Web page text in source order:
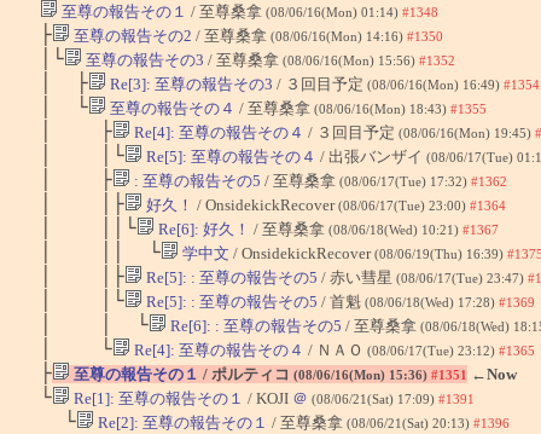
至尊の報告その１ / 至尊桑拿 (08/06/16(Mon) 01:14) #1348
├ 至尊の報告その2 / 至尊桑拿 (08/06/16(Mon) 14:16) #1350
│└ 至尊の報告その3 / 至尊桑拿 (08/06/16(Mon) 15:56) #1352
│ ├ Re[3]: 至尊の報告その3 / ３回目予定 (08/06/16(Mon) 16:49) #1354
│ └ 至尊の報告その４ / 至尊桑拿 (08/06/16(Mon) 18:43) #1355
│ ├ Re[4]: 至尊の報告その４ / ３回目予定 (08/06/16(Mon) 19:45)
│ │└ Re[5]: 至尊の報告その４ / 出張バンザイ (08/06/17(Tue)
│ ├ : 至尊の報告その5 / 至尊桑拿 (08/06/17(Tue) 17:32) #1362
│ │├ 好久！ / OnsidekickRecover(08/06/17(Tue) 23:00) #1364
│ ││└ Re[6]: 好久！ / 至尊桑拿 (08/06/18(Wed) 10:21) #1367
│ ││ └ 学中文 / OnsidekickRecover(08/06/19(Thu) 16:39)
│ │├ Re[5]: : 至尊の報告その5 / 赤い彗星 (08/06/17(Tue) 23:47)
│ │└ Re[5]: : 至尊の報告その5 / 首魁 (08/06/18(Wed) 17:28) #1369
│ │ └ Re[6]: : 至尊の報告その5 / 至尊桑拿 (08/06/18(Wed)
│ └ Re[4]: 至尊の報告その４ / ＮＡＯ (08/06/17(Tue) 23:12) #1365
├ 至尊の報告その１ / ポルティコ (08/06/16(Mon) 15:36) #1351 ←Now
└ Re[1]: 至尊の報告その１ / KOJI ＠ (08/06/21(Sat) 17:09) #1391
└ Re[2]: 至尊の報告その１ / 至尊桑拿 (08/06/21(Sat) 20:13) #1396